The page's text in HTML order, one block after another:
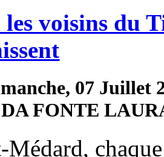
voisins du
07 Juillet
FONTE